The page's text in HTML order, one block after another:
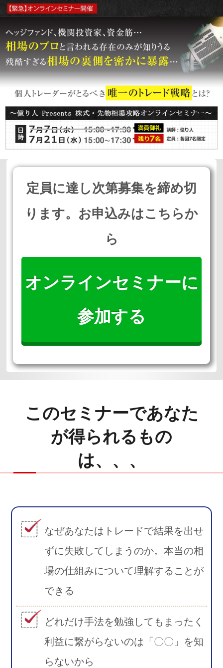
定員に達し次第募集を締め切
ります。お申込みはこちらか
ら
オンラインセミナーに
参加する
このセミナーであなた
が得られるもの
は、、、
なぜあなたはトレードで結果を出せ
ずに失敗してしまうのか。本当の相
場の仕組みについて理解することが
できる
どれだけ手法を勉強してもまったく
利益に繋がらないのは「〇〇」を知
らないから